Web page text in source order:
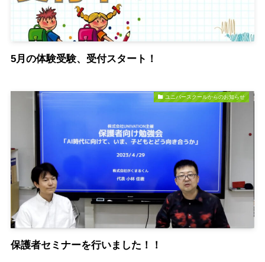
5月の体験受験、受付スタート！
ユニバースクールからのお知らせ
保護者セミナーを行いました！！